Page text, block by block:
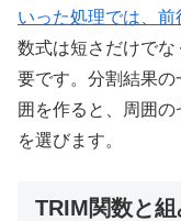
いった処理では、前
数式は短さだけで
要です。分割結果
囲を作ると、周囲
を選びます。
TRIM関数と